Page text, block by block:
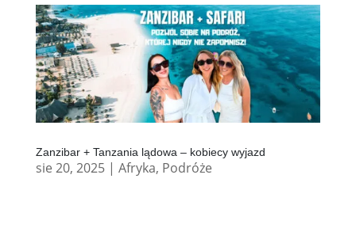
Zanzibar + Tanzania lądowa – kobiecy wyjazd
sie 20, 2025| Afryka, Podróże